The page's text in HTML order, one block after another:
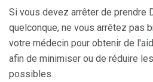
Si vous devez arrêter de prendre
quelconque, ne vous arrêtez pas
votre médecin pour obtenir de
afin de minimiser ou de réduire
possibles.